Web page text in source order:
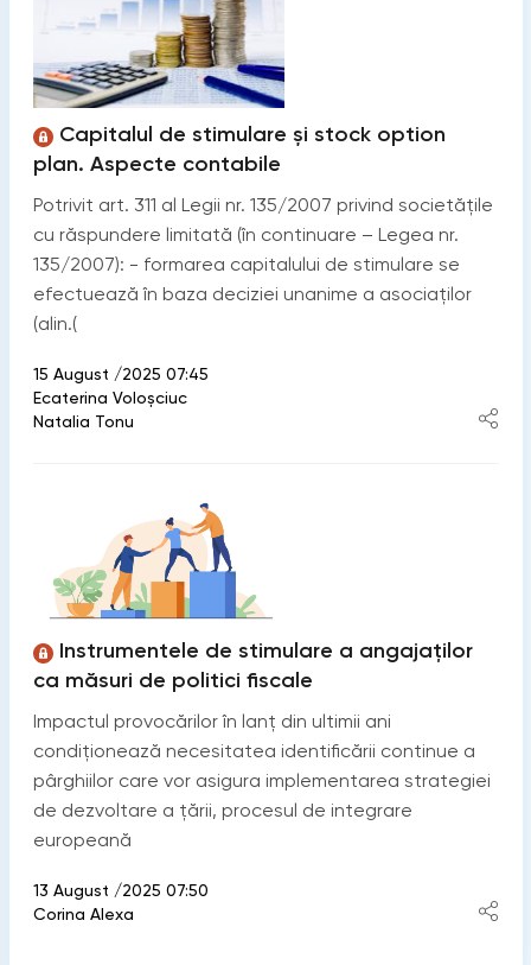
Capitalul de stimulare și stock option
plan. Aspecte contabile
Potrivit art. 311 al Legii nr. 135/2007 privind societățile
cu răspundere limitată (în continuare – Legea nr.
135/2007): - formarea capitalului de stimulare se
efectuează în baza deciziei unanime a asociaților
(alin.(
15 August /2025 07:45
Ecaterina Voloșciuc
Natalia Tonu
Instrumentele de stimulare a angajaților
ca măsuri de politici fiscale
Impactul provocărilor în lanț din ultimii ani
condiționează necesitatea identificării continue a
pârghiilor care vor asigura implementarea strategiei
de dezvoltare a țării, procesul de integrare
europeană
13 August /2025 07:50
Corina Alexa